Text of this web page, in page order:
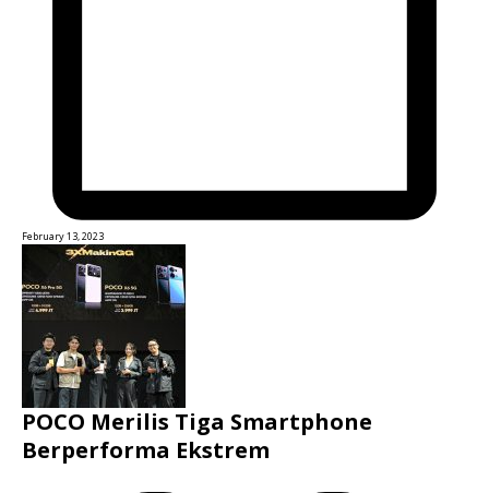
February 13, 2023
POCO Merilis Tiga Smartphone
Berperforma Ekstrem